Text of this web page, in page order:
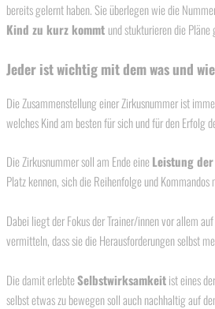
bereits gelernt haben. Sie überlegen wie die
Kind zu kurz kommt und stukturieren die
Jeder ist wichtig mit dem was und
Die Zusammenstellung einer Zirkusnummer ist
welches Kind am besten für sich und für den Erfolg
Die Zirkusnummer soll am Ende eineLeistung
Platz kennen, sich die Reihenfolge und Kommandos
Dabei liegt der Fokus der Trainer/innen vor allem
vermitteln, dass sie die Herausforderungen selbst
Die damit erlebteSelbstwirksamkeitist eines
selbst etwas zu bewegen soll auch nachhaltig auf